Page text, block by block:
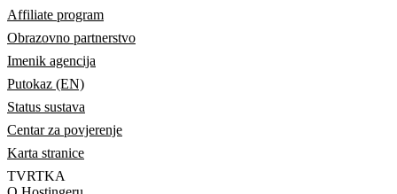
Affiliate program
Obrazovno partnerstvo
Imenik agencija
Putokaz (EN)
Status sustava
Centar za povjerenje
Karta stranice
TVRTKA